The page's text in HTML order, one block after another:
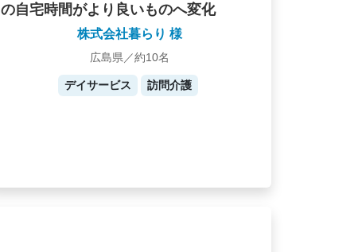
の自宅時間がより良いものへ変化
株式会社暮らり 様
広島県／約10名
デイサービス 訪問介護